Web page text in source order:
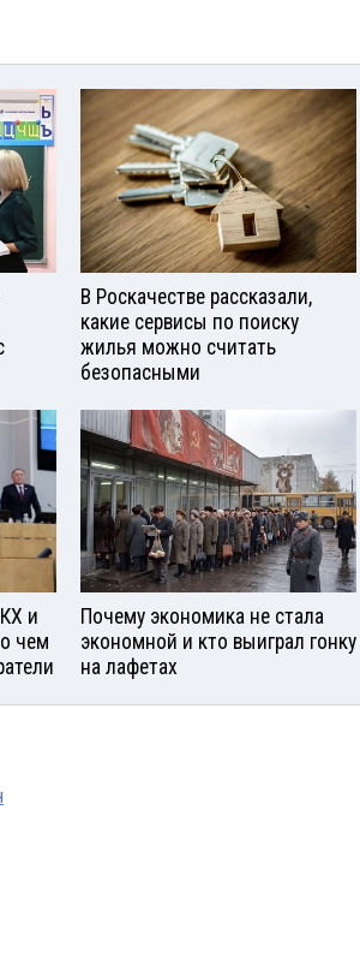
В Роскачестве рассказали,
какие сервисы по поиску
жилья можно считать
безопасными
и
чем
Почему экономика не стала
экономной и кто выиграл гонку
на лафетах